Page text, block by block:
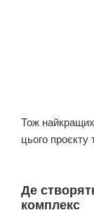
Тож найкращих
цього проєкту
Де
комплекс